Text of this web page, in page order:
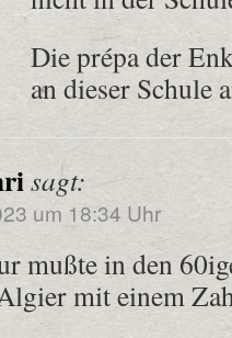
Die prépa der
an dieser Schule
sagt:
um 18:34 Uhr
mußte in den
mit einem